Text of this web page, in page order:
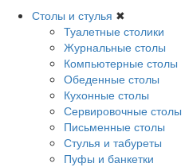
Столы и стулья ✖
Туалетные столики
Журнальные столы
Компьютерные столы
Обеденные столы
Кухонные столы
Сервировочные столы
Письменные столы
Стулья и табуреты
Пуфы и банкетки